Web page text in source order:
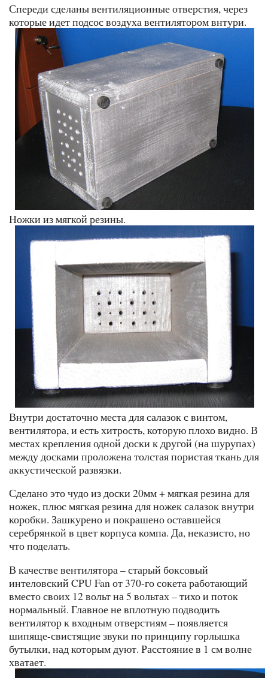
Спереди сделаны вентиляционные отверстия, через
которые идет подсос воздуха вентилятором внтури.
Ножки из мягкой резины.
Внутри достаточно места для салазок с винтом,
вентилятора, и есть хитрость, которую плохо видно. В
местах крепления одной доски к другой (на шурупах)
между досками проложена толстая пористая ткань для
аккустической развязки.
Сделано это чудо из доски 20мм + мягкая резина для
ножек, плюс мягкая резина для ножек салазок внутри
коробки. Зашкурено и покрашено оставшейся
серебрянкой в цвет корпуса компа. Да, неказисто, но
что поделать.
В качестве вентилятора – старый боксовый
интеловский CPU Fan от 370-го сокета работающий
вместо своих 12 вольт на 5 вольтах – тихо и поток
нормальный. Главное не вплотную подводить
вентилятор к входным отверстиям – появляется
шипяще-свистящие звуки по принципу горлышка
бутылки, над которым дуют. Расстояние в 1 см волне
хватает.